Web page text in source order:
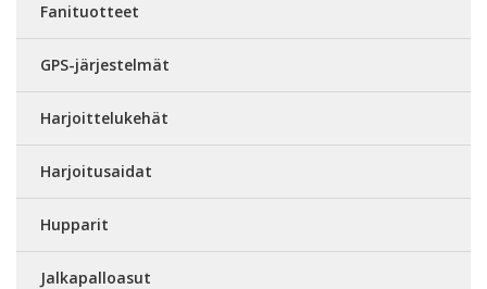
Fanituotteet
GPS-järjestelmät
Harjoittelukehät
Harjoitusaidat
Hupparit
Jalkapalloasut